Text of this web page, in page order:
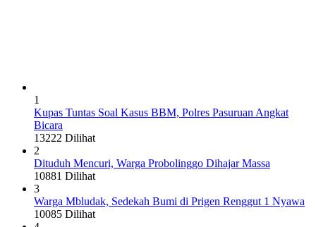
1
Kupas Tuntas Soal Kasus BBM, Polres Pasuruan Angkat
Bicara
13222 Dilihat
2
Dituduh Mencuri, Warga Probolinggo Dihajar Massa
10881 Dilihat
3
Warga Mbludak, Sedekah Bumi di Prigen Renggut 1 Nyawa
10085 Dilihat